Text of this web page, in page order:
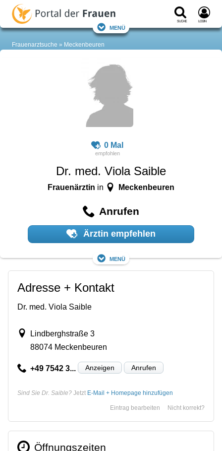
Suche Login
Menü
Frauenarztsuche Meckenbeuren
0 Mal
Dr. med. Viola Saible
Frauenärztin in Meckenbeuren
Anrufen
Ärztin empfehlen
Menü
Adresse + Kontakt
Dr. med. Viola Saible
Lindberghstraße 3
88074 Meckenbeuren
+49 7542 3... Anzeigen Anrufen
Sind Sie Dr. Saible? Jetzt E-Mail + Homepage hinzufügen
Nicht korrekt?
Eintrag bearbeiten
Öffnungszeiten